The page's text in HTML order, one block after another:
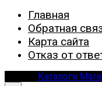
Главная
Обратная
Карта сайта
Отказ от
Каталоги